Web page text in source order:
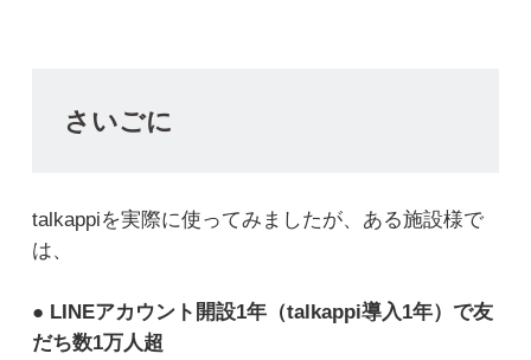
さいごに
talkappiを実際に使ってみましたが、ある施設様で
は、
● LINEアカウント開設1年（talkappi導入1年）で友
だち数1万人超